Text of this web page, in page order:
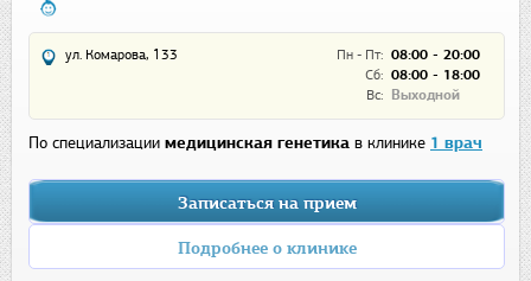
Пн - Пт: 08:00 - 20:00
Сб: 08:00 - 18:00
Вс:
Выходной
ул. Комарова, 133
По специализации медицинская генетика в клинике 1 врач
Записаться на прием
Подробнее о клинике